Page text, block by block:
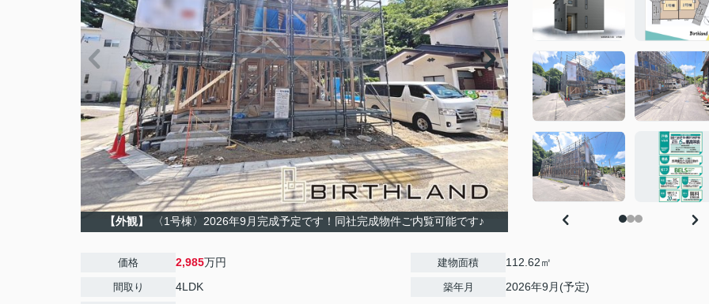
【外観】 〈1号棟〉2026年9月完成予定です！同社完成物件ご内覧可能です♪
価格 2,985万円
間取り 4LDK
建物面積 112.62㎡
築年月 2026年9月(予定)